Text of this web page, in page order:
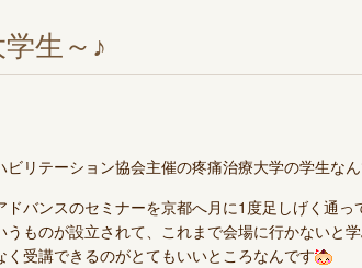
生～♪
ビリテーション協会主催の疼痛治療大学の学生な
ドバンスのセミナーを京都へ月に1度足しげく通
うものが設立されて、これまで会場に行かないと
く受講できるのがとてもいいところなんです